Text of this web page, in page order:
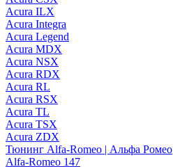
Acura ILX
Acura Integra
Acura Legend
Acura MDX
Acura NSX
Acura RDX
Acura RL
Acura RSX
Acura TL
Acura TSX
Acura ZDX
Тюнинг Alfa-Romeo | Альфа Ромео
Alfa-Romeo 147